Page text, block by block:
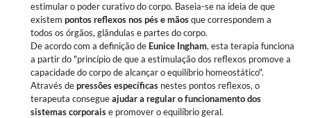
estimular o poder curativo do corpo. Baseia-se na ideia de que
existem pontos reflexos nos pés e mãosque correspondem a
todos os órgãos, glândulas e partes do corpo.
De acordo com a definição de Eunice Ingham, esta terapia funciona
a partir do "princípio de que a estimulação dos reflexos promove a
capacidade do corpo de alcançar o equilíbrio homeostático".
Através depressões específicas nestes pontos reflexos, o
terapeuta consegueajudar a regular o funcionamento dos
sistemas corporaise promover o equilíbrio geral.